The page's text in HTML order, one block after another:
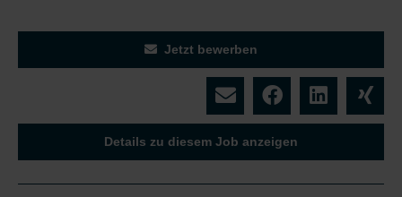
Jetzt bewerben
Details zu diesem Job anzeigen